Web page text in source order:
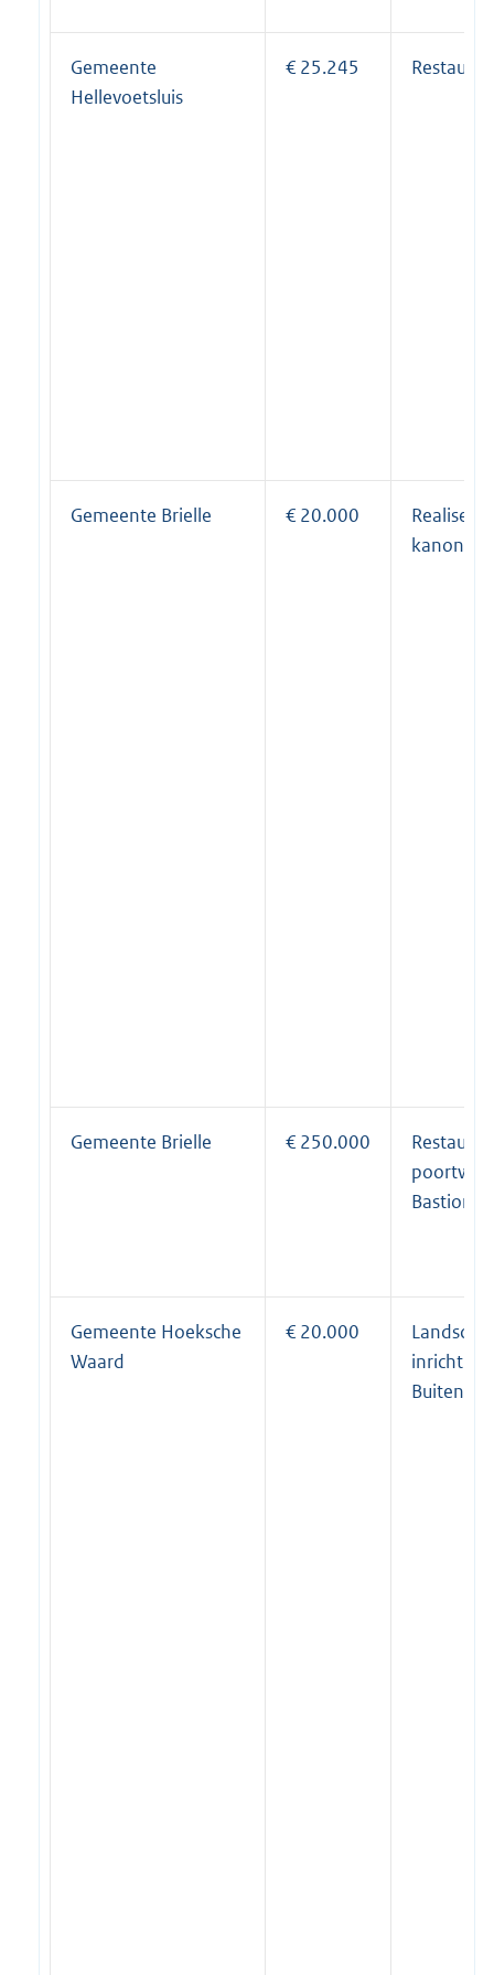
Gemeente
Hellevoetsluis
€ 25.245
Gemeente Brielle € 20.000
kanon
Gemeente Brielle € 250.000
Bastion
Gemeente Hoeksche
Waard
€ 20.000